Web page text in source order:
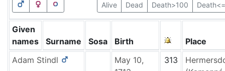
Alive Dead Death>100
Given
names
Surname Sosa Birth
Place
Adam Stindl
May 10,
313